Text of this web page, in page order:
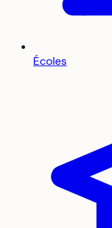
Écoles